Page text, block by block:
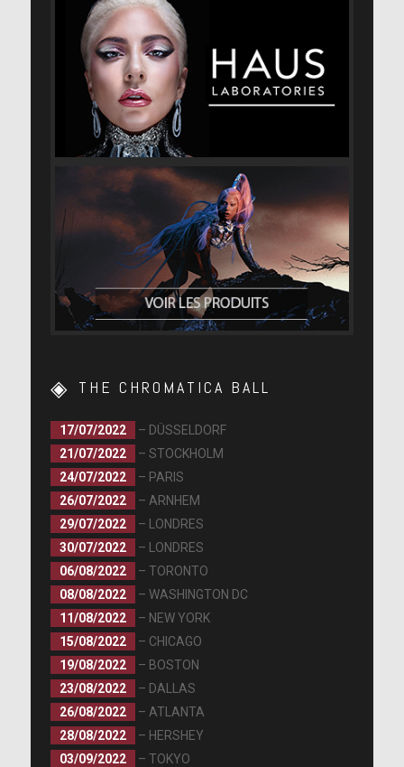
THE CHROMATICA BALL
17/07/2022
– DÜSSELDORF
21/07/2022
– STOCKHOLM
24/07/2022
– PARIS
26/07/2022
– ARNHEM
29/07/2022
– LONDRES
30/07/2022
– LONDRES
06/08/2022
– TORONTO
08/08/2022
– WASHINGTON DC
11/08/2022
– NEW YORK
15/08/2022
– CHICAGO
19/08/2022
– BOSTON
23/08/2022
– DALLAS
26/08/2022
– ATLANTA
28/08/2022
– HERSHEY
03/09/2022
– TOKYO